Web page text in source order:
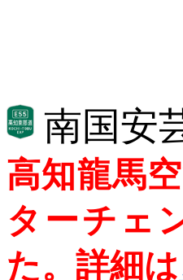
南国安
高知龍馬
ターチェ
た。詳細は